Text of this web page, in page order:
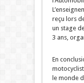
reçu lors
un stage
3 ans,
En
le monde